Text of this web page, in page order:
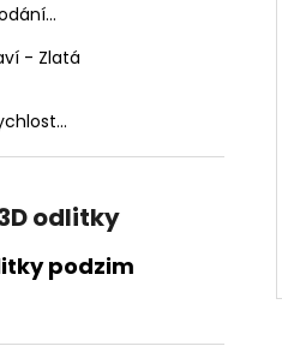
- Zlatá
je 5 z 5 hvězdiček.
3D odlitky
podzim